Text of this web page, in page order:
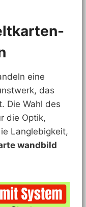
eine
das
Die Wahl des
die Optik,
Langlebigkeit,
wandbild